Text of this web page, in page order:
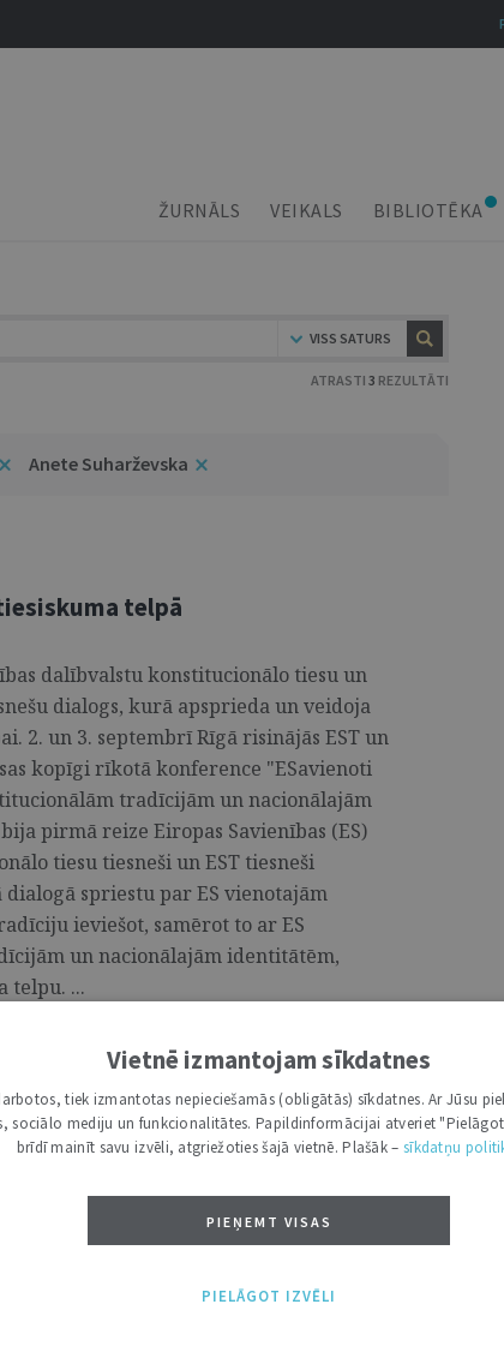
ŽURNĀLS VEIKALS BIBLIOTĒKA
VISS SATURS
ATRASTI 3 REZULTĀTI
Anete Suharževska
telpā
dalībvalstu konstitucionālo tiesu un
dialogs, kurā apsprieda un veidoja
2. un 3. septembrī Rīgā risinājās EST un
kopīgi rīkotā konference "ESavienoti
tradīcijām un nacionālajām
pirmā reize Eiropas Savienības (ES)
tiesu tiesneši un EST tiesneši
spriestu par ES vienotajām
ieviešot, samērot to ar ES
un nacionālajām identitātēm,
telpu. ...
importu
Minēšu četrus galvenos
Latvijā. Pirmais – veidojam
stratēģiju, lai tieslietu jomas attīstība
valdības, gan Saeimas, gan
TM viena gada laikā ir faktiski
valdības rīcības plānā un kas izriet ...
Vietnē izmantojam sīkdatnes
tiek izmantotas nepieciešamās (obligātās) sīkdatnes. Ar Jūsu
sociālo mediju un funkcionalitātes. Papildinformācijai atveriet
brīdī mainīt savu izvēli, atgriežoties šajā vietnē. Plašāk – sīkdatņu
PIEŅEMT VISAS
PIELĀGOT IZVĒLI